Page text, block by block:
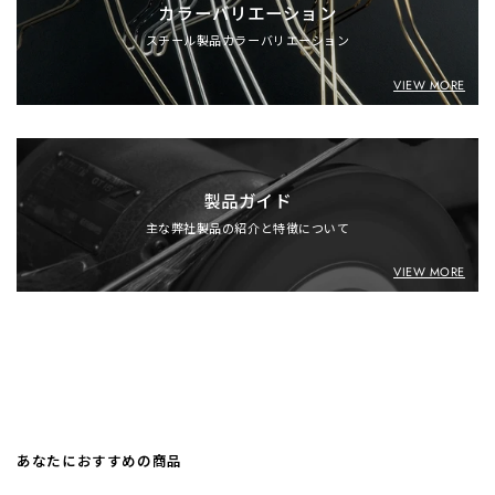
カラーバリエーション
スチール製品カラーバリエーション
VIEW MORE
製品ガイド
主な弊社製品の紹介と特徴について
VIEW MORE
あなたにおすすめの商品